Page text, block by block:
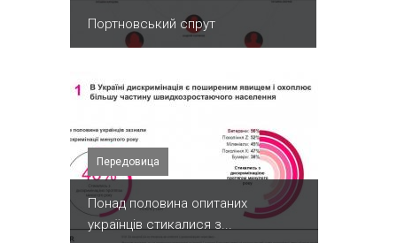
Портновський спрут
Передовица
Понад половина опитаних
українців стикалися з...